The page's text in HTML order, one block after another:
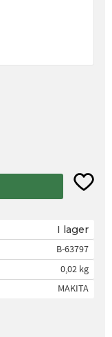
Lägg
I lager
B-63797
0,02 kg
MAKITA